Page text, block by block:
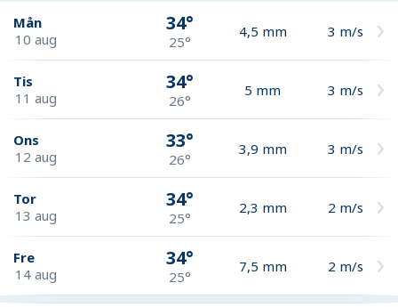
Mån
10 aug
34°
25°
4,5 mm 3 m/s
Tis
11 aug
34°
26°
5 mm 3 m/s
Ons
12 aug
33°
26°
3,9 mm 3 m/s
Tor
13 aug
34°
25°
2,3 mm 2 m/s
Fre
14 aug
34°
25°
7,5 mm 2 m/s